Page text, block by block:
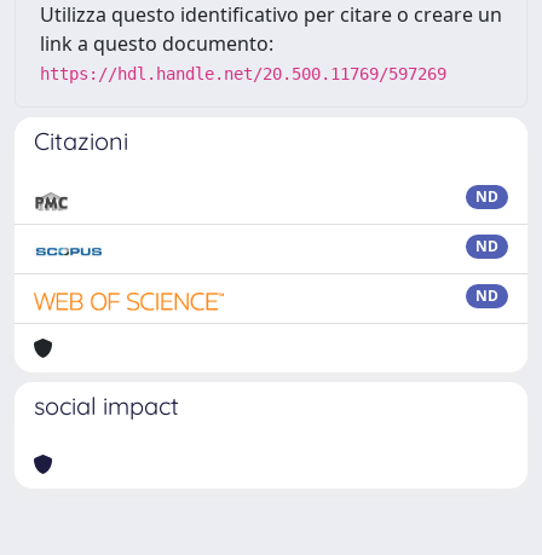
Utilizza questo identificativo per citare o creare un
link a questo documento:
https://hdl.handle.net/20.500.11769/597269
Citazioni
ND
ND
ND
social impact